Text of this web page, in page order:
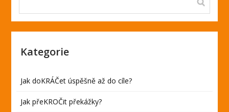
Kategorie
Jak doKRÁČet úspěšně až do cíle?
Jak přeKROČit překážky?